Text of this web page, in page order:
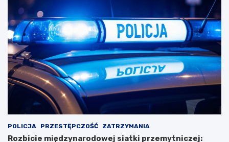
POLICJA PRZESTĘPCZOŚĆ ZATRZYMANIA
Rozbicie międzynarodowej siatki przemytniczej: